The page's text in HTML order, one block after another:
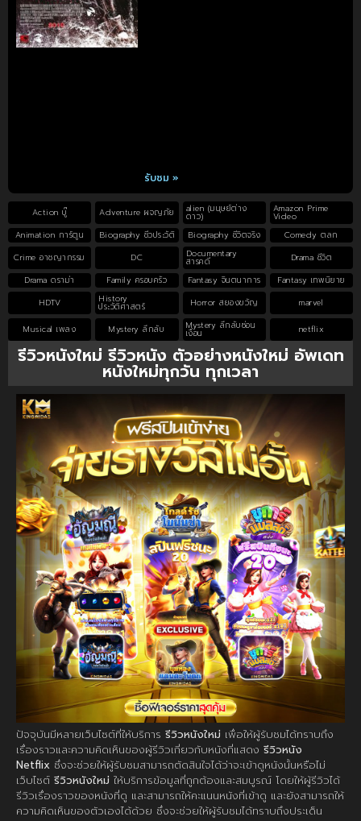
รับชม »
Action บู๊ Adventure ผจญภัย alien (มนุษย์ต่าง
ดาว)
Amazon Prime
Video
Animation การ์ตูน
Biography ชีวประวัติ Biography ชีวิตจริง
Comedy ตลก
Crime อาชญากรรม
DC Documentary
สารคดี
Drama ชีวิต
Drama ดราม่า
Family ครอบครัว Fantasy จินตนาการ
Fantasy เทพนิยาย
HDTV
History
ประวัติศาสตร์ Horror สยองขวัญ marvel
Musical เพลง Mystery ลึกลับ Mystery ลึกลับซ่อน
เงื่อน netflix
รีวิวหนังใหม่ รีวิวหนัง ตัวอย่างหนังใหม่ อัพเดท
หนังใหม่ทุกวัน ทุกเวลา
ปัจจุบันมีหลายเว็บไซต์ที่ให้บริการ รีวิวหนังใหม่ เพื่อให้ผู้รับชมได้ทราบถึง
เรื่องราวและความคิดเห็นของผู้รีวิวเกี่ยวกับหนังที่แสดง รีวิวหนัง
Netflix ซึ่งจะช่วยให้ผู้รับชมสามารถตัดสินใจได้ว่าจะเข้าดูหนังนั้นหรือไม่
เว็บไซต์ รีวิวหนังใหม่ ให้บริการข้อมูลที่ถูกต้องและสมบูรณ์ โดยให้ผู้รีวิวได้
รีวิวเรื่องราวของหนังที่ดู และสามารถให้คะแนนหนังที่เข้าดู และยังสามารถให้
ความคิดเห็นของตัวเองได้ด้วย ซึ่งจะช่วยให้ผู้รับชมได้ทราบถึงประเด็น